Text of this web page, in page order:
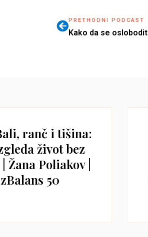
PRETHODNI PODCAST
ranč i tišina:
život bez
Žana Poliakov |
50